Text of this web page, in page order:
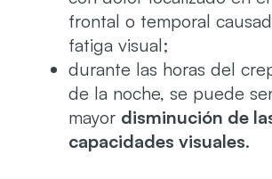
frontal o temporal
fatiga visual;
durante las horas del
de la noche, se puede
mayor disminución de
capacidades visuales.